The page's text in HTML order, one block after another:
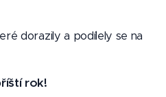
dorazily a podílely se na
rok!